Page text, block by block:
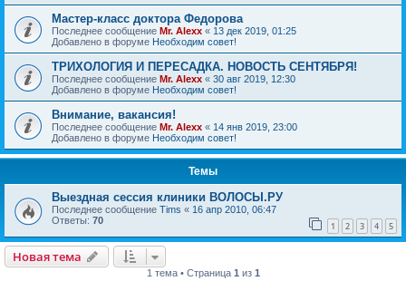
Мастер-класс доктора Федорова
Последнее сообщение Mr. Alexx « 13 дек 2019, 01:25
Добавлено в форуме Необходим совет!
ТРИХОЛОГИЯ И ПЕРЕСАДКА. НОВОСТЬ СЕНТЯБРЯ!
Последнее сообщение Mr. Alexx « 30 авг 2019, 12:30
Добавлено в форуме Необходим совет!
Внимание, вакансия!
Последнее сообщение Mr. Alexx « 14 янв 2019, 23:00
Добавлено в форуме Необходим совет!
Темы
Выездная сессия клиники ВОЛОСЫ.РУ
Последнее сообщение Tims « 16 апр 2010, 06:47
Ответы: 70 1 2 3 4 5
Новая тема
1 тема • Страница 1 из 1